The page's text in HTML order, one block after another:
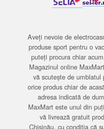
Aveți nevoie de
produse sport pentru o
puteți procura chiar
Magazinul online
vă scutește de
orice produs chiar de
adresa indicată de
MaxMart este unul din
vă livrează gratuit
Chișinău, cu condiția că